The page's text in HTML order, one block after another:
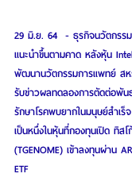
29 มิ.ย. 64  - ธุรกิจนวัตกรร
แนะนำขึ้นตามคาด หลังหุ้น
พัฒนานวัตกรรมการแพทย์ สห
รับข่าวผลทดลองการตัดต่อพัน
รักษาโรคพบยากในมนุษย์สำเ
เป็นหนึ่งในหุ้นที่กองทุนเปิด ทิส
(TGENOME) เข้าลงทุนผ่าน
ETF